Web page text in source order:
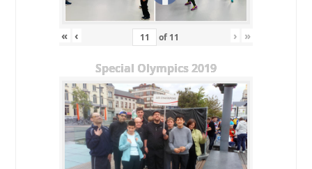
« ‹ of 11 › »
Special Olympics 2019